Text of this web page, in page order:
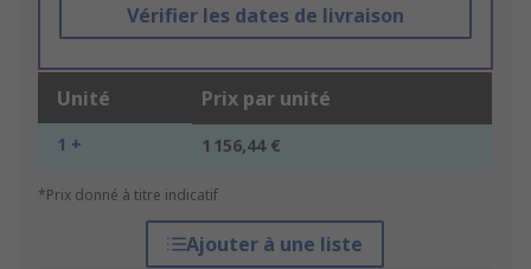
Vérifier les dates de livraison
Unité Prix par unité
1 + 1 156,44 €
*Prix donné à titre indicatif
Ajouter à une liste